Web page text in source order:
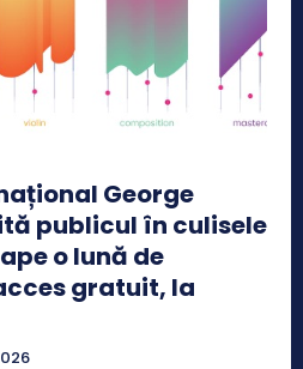
George
publicul în culisele
o lună de
gratuit, la